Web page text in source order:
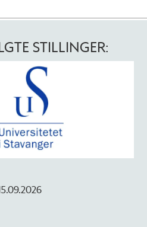
STILLINGER: